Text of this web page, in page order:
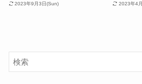
2023年9月3日(Sun) 2023年4